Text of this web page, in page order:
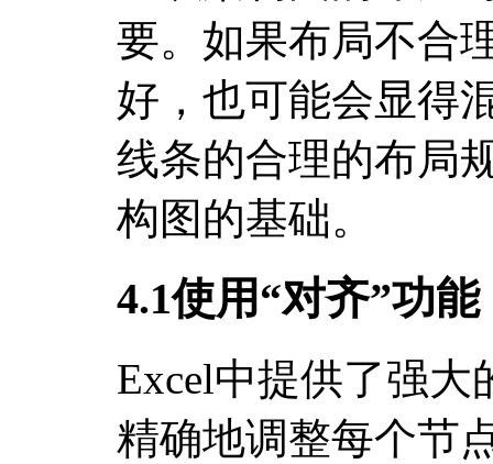
要。如果布局不合
好，也可能会显得
线条的合理的布局
构图的基础。
4.1使用“对齐”功能
Excel中提供了强
精确地调整每个节